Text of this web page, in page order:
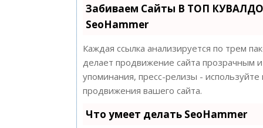
Забиваем Сайты В ТОП
SeoHammer
Каждая ссылка анализируется по трем
делает продвижение сайта прозрачным
упоминания, пресс-релизы -
продвижения вашего сайта.
Что умеет делать SeoHammer